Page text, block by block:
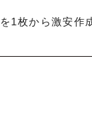
1枚から激安